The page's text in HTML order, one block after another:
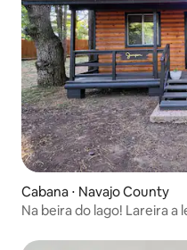
Cabana ⋅ Navajo County
Na beira do lago! Lareira a